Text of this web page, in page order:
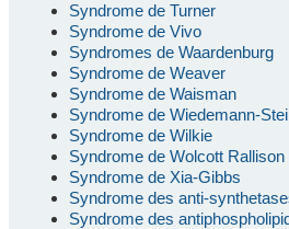
Syndrome de Turner
Syndrome de Vivo
Syndromes de Waardenburg
Syndrome de Weaver
Syndrome de Waisman
Syndrome de Wiedemann-
Syndrome de Wilkie
Syndrome de Wolcott Rallison
Syndrome de Xia-Gibbs
Syndrome des anti-
Syndrome des